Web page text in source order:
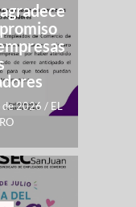
de 2026 / EL